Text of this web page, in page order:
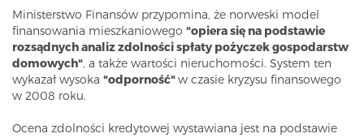
Ministerstwo Finansów przypomina, że norweski model
finansowania mieszkaniowego "opiera się na podstawie
rozsądnych analiz zdolności spłaty pożyczek gospodarstw
domowych", a także wartości nieruchomości. System ten
wykazał wysoka "odporność"w czasie kryzysu finansowego
w 2008 roku.
Ocena zdolności kredytowej wystawiana jest na podstawie